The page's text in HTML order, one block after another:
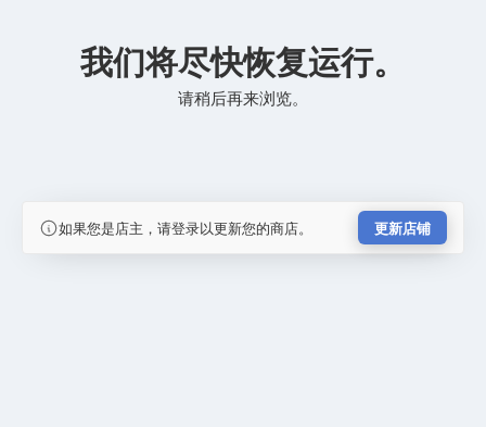
我们将尽快恢复运行。
请稍后再来浏览。
如果您是店主，请登录以更新您的商店。 更新店铺